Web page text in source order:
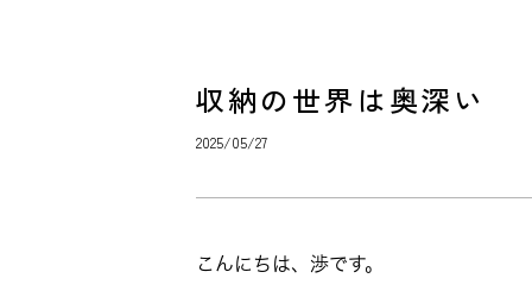
収納の世界は奥深い
2025/05/27
こんにちは、渉です。